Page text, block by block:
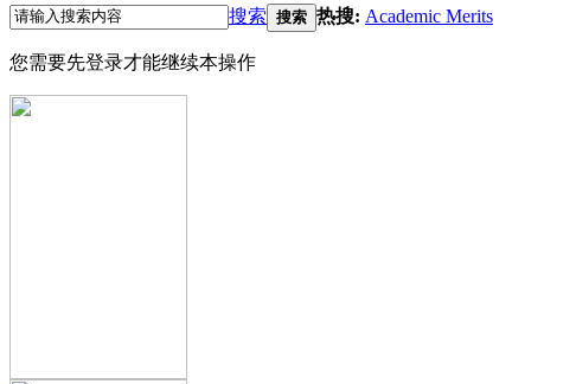
搜索 搜索 热搜: Academic Merits
您需要先登录才能继续本操作